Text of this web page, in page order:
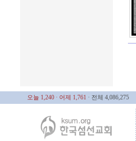
오늘 1,240 · 어제 1,761 · 전체 4,086,275